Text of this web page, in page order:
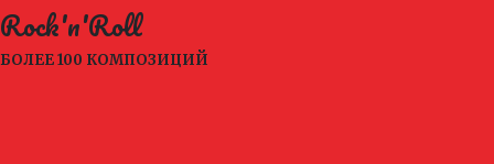
Rock'n'Roll
БОЛЕЕ 100 КОМПОЗИЦИЙ